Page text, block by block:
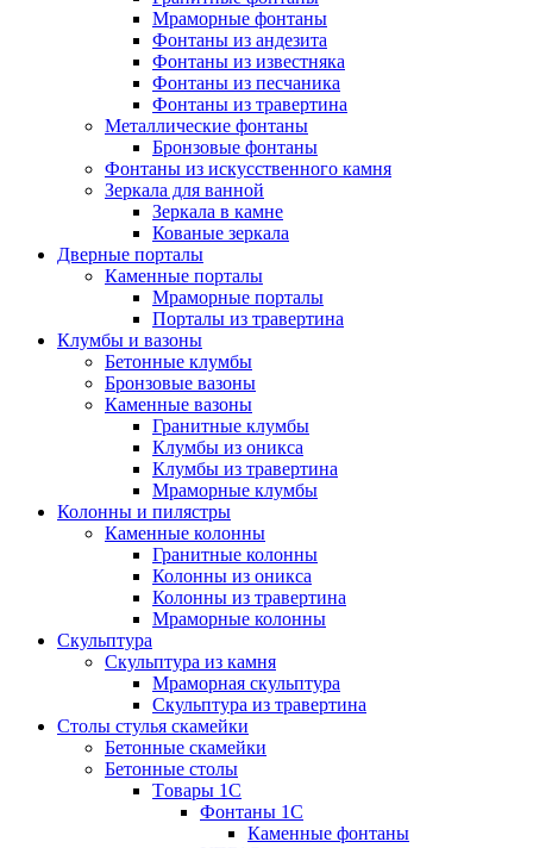
Мраморные фонтаны
Фонтаны из андезита
Фонтаны из известняка
Фонтаны из песчаника
Фонтаны из травертина
Металлические фонтаны
Бронзовые фонтаны
Фонтаны из искусственного камня
Зеркала для ванной
Зеркала в камне
Кованые зеркала
Дверные порталы
Каменные порталы
Мраморные порталы
Порталы из травертина
Клумбы и вазоны
Бетонные клумбы
Бронзовые вазоны
Каменные вазоны
Гранитные клумбы
Клумбы из оникса
Клумбы из травертина
Мраморные клумбы
Колонны и пилястры
Каменные колонны
Гранитные колонны
Колонны из оникса
Колонны из травертина
Мраморные колонны
Скульптура
Скульптура из камня
Мраморная скульптура
Скульптура из травертина
Столы стулья скамейки
Бетонные скамейки
Бетонные столы
Tовары 1C
Фонтаны 1C
Каменные фонтаны